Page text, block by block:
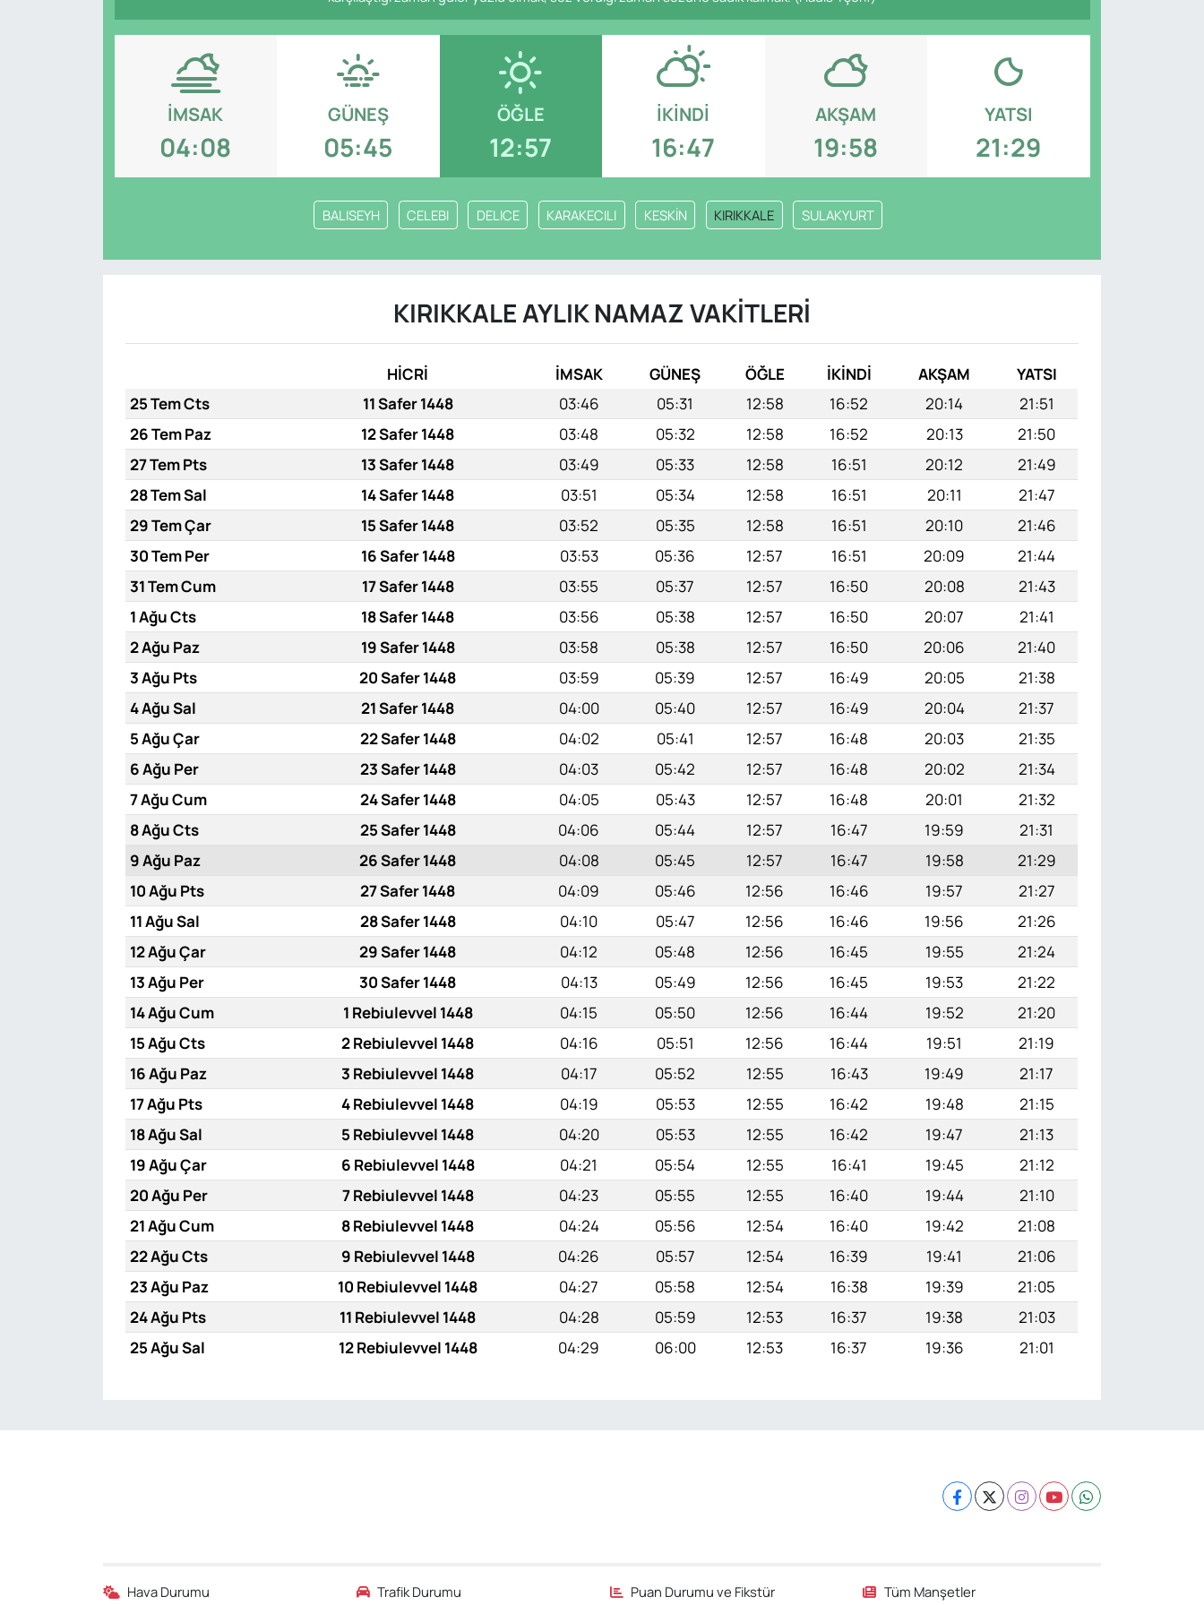
İMSAK
04:08
GÜNEŞ
05:45
ÖĞLE
12:57
İKINDI
16:47
AKŞAM
19:58
YATSI
21:29
BALISEYH CELEBI DELICE KARAKECILI KESKİN KIRIKKALE SULAKYURT
KIRIKKALE AYLIK NAMAZ VAKITLERI
HİCRİ İMSAK GÜNEŞ ÖĞLE İKINDI AKŞAM
YATSI
25 Tem Cts
11 Safer 1448 03:46 05:31 12:58 16:52 20:14
21:51
26 Tem Paz
12 Safer 1448 03:48 05:32 12:58 16:52 20:13
21:50
27 Tem Pts
13 Safer 1448 03:49 05:33 12:58 16:51 20:12
21:49
28 Tem Sal
14 Safer 1448 03:51 05:34 12:58 16:51 20:11
21:47
29 Tem Çar
15 Safer 1448 03:52 05:35 12:58 16:51 20:10
21:46
30 Tem Per
16 Safer 1448 03:53 05:36 12:57 16:51 20:09
21:44
31 Tem Cum
17 Safer 1448 03:55 05:37 12:57 16:50 20:08
21:43
1 Ağu Cts
18 Safer 1448 03:56 05:38 12:57 16:50 20:07
21:41
2 Ağu Paz
19 Safer 1448 03:58 05:38 12:57 16:50 20:06
21:40
3 Ağu Pts
20 Safer 1448 03:59 05:39 12:57 16:49 20:05
21:38
4 Ağu Sal
21 Safer 1448 04:00 05:40 12:57 16:49 20:04
21:37
5 Ağu Çar
22 Safer 1448 04:02 05:41 12:57 16:48 20:03
21:35
6 Ağu Per
23 Safer 1448 04:03 05:42 12:57 16:48 20:02
21:34
7 Ağu Cum
24 Safer 1448 04:05 05:43 12:57 16:48 20:01
21:32
8 Ağu Cts
25 Safer 1448 04:06 05:44 12:57 16:47 19:59
21:31
9 Ağu Paz
26 Safer 1448 04:08 05:45 12:57 16:47 19:58
21:29
10 Ağu Pts
27 Safer 1448 04:09 05:46 12:56 16:46 19:57
21:27
11 Ağu Sal
28 Safer 1448 04:10 05:47 12:56 16:46 19:56
21:26
12 Ağu Çar
29 Safer 1448 04:12 05:48 12:56 16:45 19:55
21:24
13 Ağu Per
30 Safer 1448 04:13 05:49 12:56 16:45 19:53
21:22
14 Ağu Cum
1 Rebiulevvel 1448 04:15 05:50 12:56 16:44 19:52
21:20
15 Ağu Cts
2 Rebiulevvel 1448 04:16 05:51 12:56 16:44 19:51
21:19
16 Ağu Paz
3 Rebiulevvel 1448 04:17 05:52 12:55 16:43 19:49
21:17
17 Ağu Pts
4 Rebiulevvel 1448 04:19 05:53 12:55 16:42 19:48
21:15
18 Ağu Sal
5 Rebiulevvel 1448 04:20 05:53 12:55 16:42 19:47
21:13
19 Ağu Çar
6 Rebiulevvel 1448 04:21 05:54 12:55 16:41 19:45
21:12
20 Ağu Per
7 Rebiulevvel 1448 04:23 05:55 12:55 16:40 19:44
21:10
21 Ağu Cum
8 Rebiulevvel 1448 04:24 05:56 12:54 16:40 19:42
21:08
22 Ağu Cts
9 Rebiulevvel 1448 04:26 05:57 12:54 16:39 19:41
21:06
23 Ağu Paz
10 Rebiulevvel 1448 04:27 05:58 12:54 16:38 19:39
21:05
24 Ağu Pts
11 Rebiulevvel 1448 04:28 05:59 12:53 16:37 19:38
21:03
25 Ağu Sal
12 Rebiulevvel 1448 04:29 06:00 12:53 16:37 19:36 21:01
Hava Durumu Trafik Durumu Puan Durumu ve Fikstür Tüm Manşetler